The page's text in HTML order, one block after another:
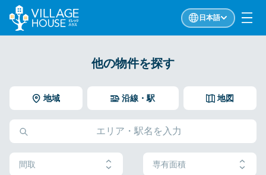
日本語
他の物件を探す
地域 地図
沿線・駅
間取 専有面積